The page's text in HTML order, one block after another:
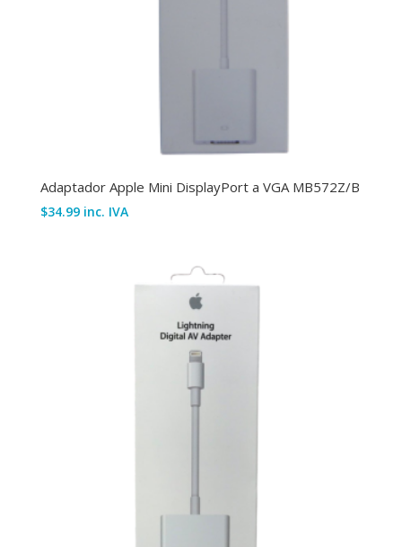
Adaptador Apple Mini DisplayPort a VGA MB572Z/B
$34.99 inc. IVA